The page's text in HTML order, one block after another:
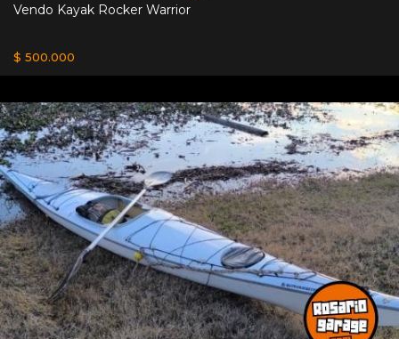
Vendo Kayak Rocker Warrior
$ 500.000